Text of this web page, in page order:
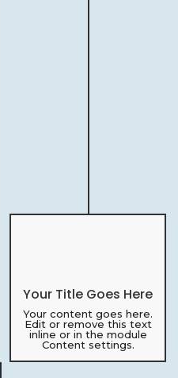
Your Title Goes Here
Your content goes here.
Edit or remove this text
inline or in the module
Content settings.